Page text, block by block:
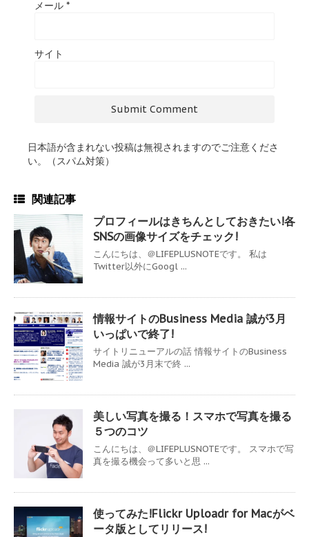
メール *
サイト
日本語が含まれない投稿は無視されますのでご注意くださ
い。（スパム対策）
関連記事
プロフィールはきちんとしておきたい!各
SNSの画像サイズをチェック!
こんにちは、＠LIFEPLUSNOTEです。 私は
Twitter以外にGoogl ...
情報サイトのBusiness Media 誠が3月
いっぱいで終了!
サイトリニューアルの話 情報サイトのBusiness
Media 誠が3月末で終 ...
美しい写真を撮る！スマホで写真を撮る
５つのコツ
こんにちは、＠LIFEPLUSNOTEです。 スマホで写
真を撮る機会って多いと思 ...
使ってみた!Flickr Uploadr for Macがベ
ータ版としてリリース!